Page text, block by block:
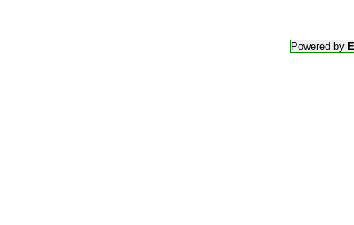
Powered by